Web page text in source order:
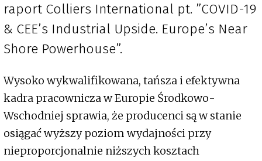
raport Colliers International pt. ”COVID-19
& CEE’s Industrial Upside. Europe’s Near
Shore Powerhouse”.
Wysoko wykwalifikowana, tańsza i efektywna
kadra pracownicza w Europie Środkowo-
Wschodniej sprawia, że producenci są w stanie
osiągać wyższy poziom wydajności przy
nieproporcjonalnie niższych kosztach